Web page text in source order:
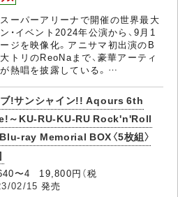
ーパーアリーナで開催の世界最大
・イベント2024年公演から、9月1
ジを映像化。アニサマ初出演のB
トリのReoNaまで、豪華アーティ
熱唱を披露している。…
!サンシャイン!! Aqours 6th
～KU-RU-KU-RU Rock'n'Roll
Blu-ray Memorial BOX〈5枚組〉
〜4 19,800円（税
02/15 発売